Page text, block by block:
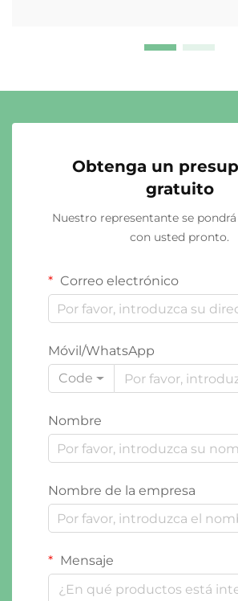
Obtenga un
gratuito
Nuestro representante se
con usted pronto.
Correo electrónico
Móvil/WhatsApp
Code
Nombre
Nombre de la empresa
Mensaje